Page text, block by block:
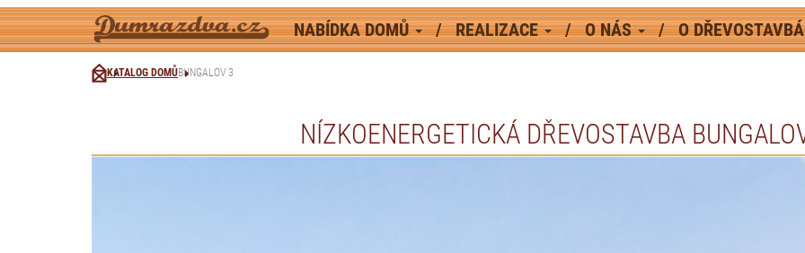
NABÍDKA DOMŮ REALIZACE O NÁS O
KATALOG DOMŮBUNGALOV 3
NÍZKOENERGETICKÁ DŘEVOSTAVBA